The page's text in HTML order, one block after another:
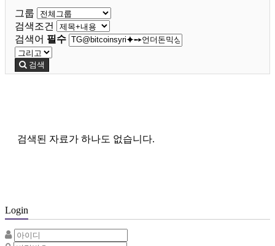
그룹
검색조건
검색어 필수
검색
검색된 자료가 하나도 없습니다.
Login